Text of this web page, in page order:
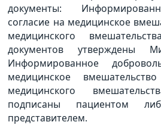
документы:
согласие на медицинское
медицинского
документов утверждены
Информированное
медицинское
медицинского
подписаны пациентом
представителем.